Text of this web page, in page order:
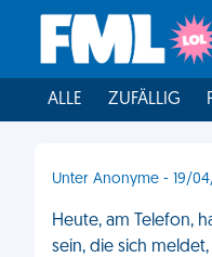
ALLE ZUFÄLLIG
Unter Anonyme - 19/
Heute, am Telefon,
sein, die sich